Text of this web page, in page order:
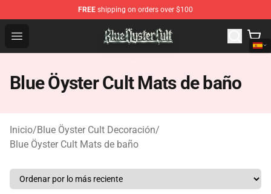
FREE shipping on orders over $100
Open menu
Blue Öyster Cult Store - Official Blue Öyster Cult
Blue Öyster Cult Mats de baño
Inicio/Blue Öyster Cult Decoración/
Blue Öyster Cult Mats de baño